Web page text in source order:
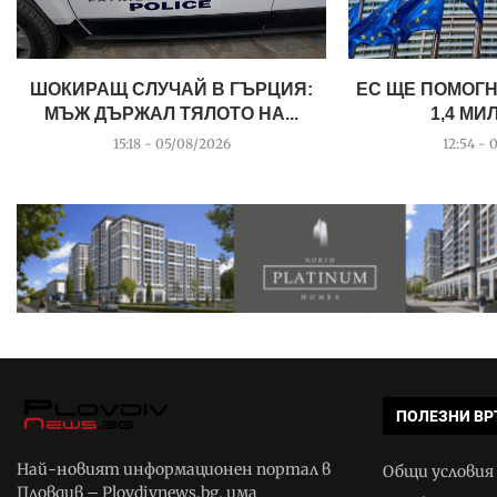
ШОКИРАЩ СЛУЧАЙ В ГЪРЦИЯ:
МЪЖ ДЪРЖАЛ ТЯЛОТО НА...
15:18 - 05/08/2026
ЕС ЩЕ
1,4
12:54 -
Най-новият информационен портал в
Пловдив – Plovdivnews.bg, има
ПОЛЕЗНИ
Общи условия